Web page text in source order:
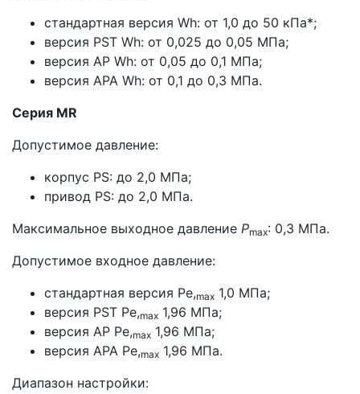
стандартная версия Wh: от 1,0 до 50 кПа*;
версия PST Wh: от 0,025 до 0,05 МПа;
версия АР Wh: от 0,05 до 0,1 МПа;
версия АРА Wh: от 0,1 до 0,3 МПа.
Серия MR
Допустимое давление:
корпус PS: до 2,0 МПа;
привод PS: до 2,0 МПа.
Максимальное выходное давление Рmах: 0,3 МПа.
Допустимое входное давление:
стандартная версия Ре,max 1,0 МПа;
версия PST Ре,max 1,96 МПа;
версия АР Ре,max 1,96 МПа;
версия АРА Ре,max 1,96 МПа.
Диапазон настройки: